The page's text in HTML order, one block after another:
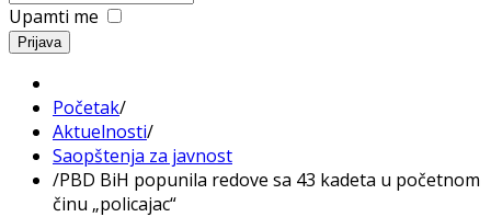
Upamti me
Prijava
Početak/
Aktuelnosti/
Saopštenja za javnost
/PBD BiH popunila redove sa 43 kadeta u početnom
činu „policajac“